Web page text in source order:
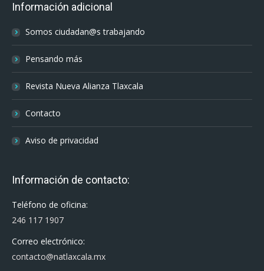
Información adicional
Somos ciudadan@s trabajando
Pensando más
Revista Nueva Alianza Tlaxcala
Contacto
Aviso de privacidad
Información de contacto:
Teléfono de oficina:
246 117 1907
Correo electrónico:
contacto@natlaxcala.mx